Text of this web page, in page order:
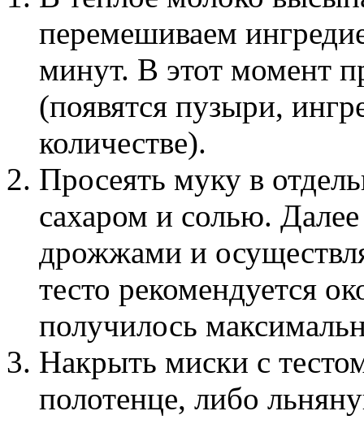
перемешиваем
минут. В этот момент
(появятся пузыри,
количестве).
Просеять муку в
сахаром и солью. Далее
дрожжами и
тесто рекомендуется
получилось
Накрыть миски с
полотенце, либо